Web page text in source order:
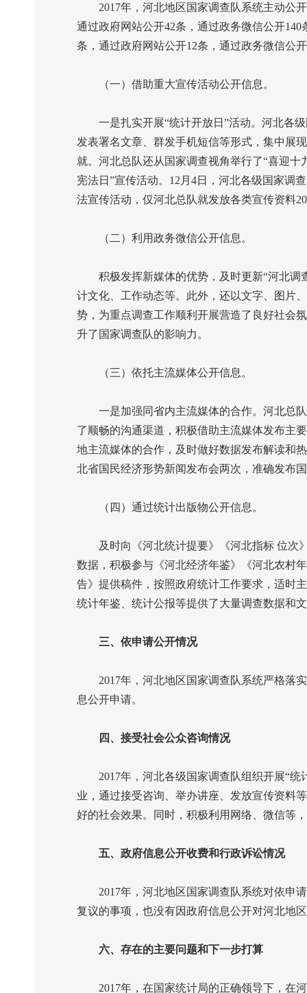
2017年，河北地区国家调查队系统主动公
通过政府网站公开42条，通过政务微信公开140
条，通过政府网站公开12条，通过政务微信公开
（一）借助重大宣传活动公开信息。
一是扎实开展“统计开放日”活动。河北各级
发表署名文章、群发手机短信等形式，集中展
就。河北总队还从国家调查视角举行了“喜迎十
宪法日”宣传活动。 12 月 4日，河北各级国家调
法宣传活动，仅河北总队就发放各类宣传资料20
（二）利用政务微信公开信息。
积极发挥新媒体的优势，及时更新“河北调
计文化、工作动态等。此外，还以文字、图片
势，为重点调查工作顺利开展营造了良好社会
升了国家调查队的影响力。
（三）依托主流媒体公开信息。
一是加强同省内主流媒体的合作。河北总队
了顺畅的沟通渠道，积极借助主流媒体发布主
地主流媒体的合作，及时做好数据发布解读和
北省国民经济形势新闻发布会两次，准确发布
（四）通过统计出版物公开信息。
及时向《河北统计提要》《河北指标 位次
数据，积极参与《河北经济年鉴》《河北农村
告》提供稿件，按照政府统计工作要求，适时
统计年鉴、统计公报等提供了大量调查数据和
三、依申请公开情况
2017年，河北地区国家调查队系统严格落
息公开申请。
四、接受社会公众咨询情况
2017年，河北各级国家调查队组织开展“统
业，通过接受咨询、举办讲座、发放宣传资料
好的社会效果。同时，积极利用网络、微信等
五、政府信息公开收费和行政诉讼情况
2017年，河北地区国家调查队系统对依申
复议的事项，也没有因政府信息公开对河北地
六、存在的主要问题和下一步打算
2017年，在国家统计局的正确领导下，在